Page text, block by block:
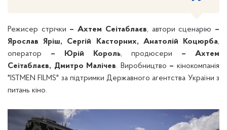
Режисер стрічки –Ахтем Сеітаблаєв, автори сценарію –
Ярослав Яріш, Сергій Касторних, Анатолій Коцюрба,
оператор – Юрій Король, продюсери – Ахтем
Сеітаблаєв, Дмитро Малічев. Виробництво –кінокомпанія
" ISTMEN FILMS" за підтримки Державного агентства України з
питань кіно.